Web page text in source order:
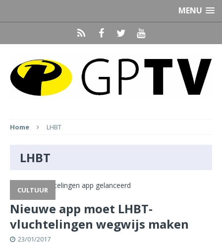
MENU
Home LHBT
LHBT
CULTUUR
Nieuwe app moet LHBT-
vluchtelingen wegwijs maken
23/01/2017